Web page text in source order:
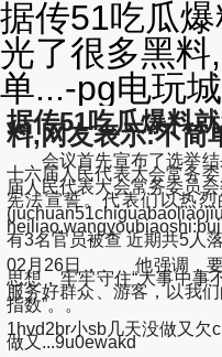
据传51吃瓜
光了很多黑
单...-pg电玩城
据传51吃瓜爆料
料,网友表示:不简
会议首先宣布了选举结
十六届人民代表大会常务
届人民代表大会常务委员
宪法宣誓。代表们以热
有3名官员被查 近期共5人落
02月26日， 他强调，要
思想，牢牢守住“大事中事
服务好群众、游客，以我
指数”。。
1hvd2br小sb几天没做又欠
做又...9u0ewakd